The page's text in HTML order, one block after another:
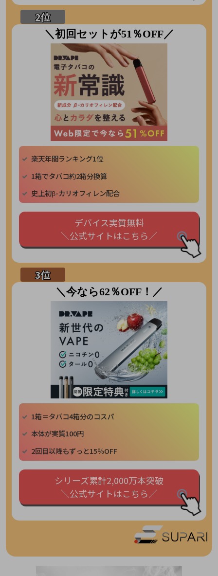
＼初回セットが51％OFF／
楽天年間ランキング1位
1箱でタバコ約2箱分換算
史上初β-カリオフィレン配合
デバイス実質無料
＼公式サイトはこちら／
＼今なら62％OFF！／
1箱＝タバコ4箱分のコスパ
本体が実質100円
2回目以降もずっと15％OFF
シリーズ累計2,000万本突破
＼公式サイトはこちら／